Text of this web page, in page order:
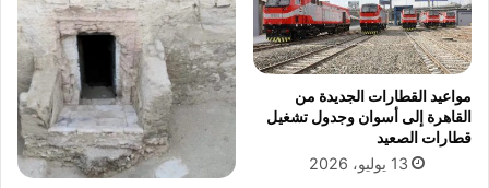
مواعيد القطارات الجديدة من
القاهرة إلى أسوان وجدول تشغيل
قطارات الصعيد
13 يوليو، 2026